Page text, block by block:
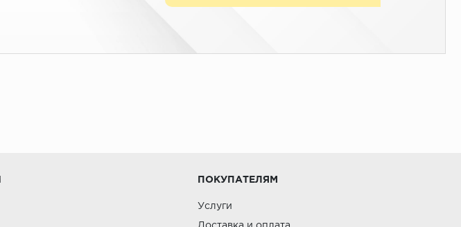
ПОКУПАТЕЛЯМ
Услуги